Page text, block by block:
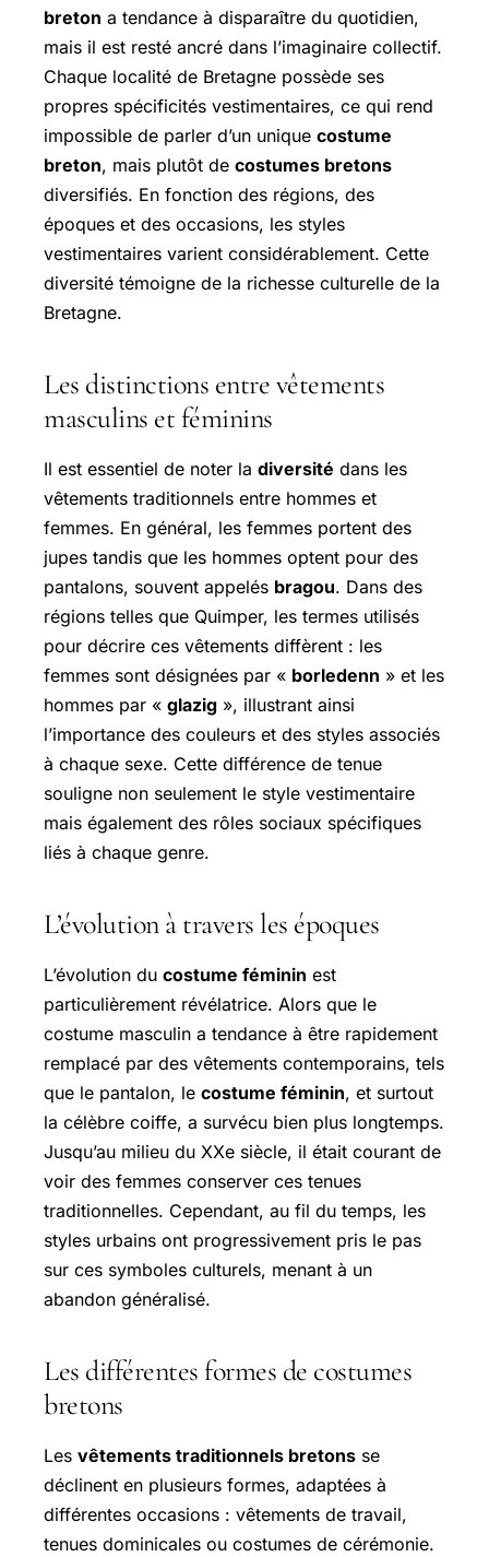
breton a tendance à disparaître du quotidien,
mais il est resté ancré dans l’imaginaire collectif.
Chaque localité de Bretagne possède ses
propres spécificités vestimentaires, ce qui rend
impossible de parler d’un unique costume
breton, mais plutôt de costumes bretons
diversifiés. En fonction des régions, des
époques et des occasions, les styles
vestimentaires varient considérablement. Cette
diversité témoigne de la richesse culturelle de la
Bretagne.
Les distinctions entre vêtements
masculins et féminins
Il est essentiel de noter la diversité dans les
vêtements traditionnels entre hommes et
femmes. En général, les femmes portent des
jupes tandis que les hommes optent pour des
pantalons, souvent appelés bragou. Dans des
régions telles que Quimper, les termes utilisés
pour décrire ces vêtements diffèrent : les
femmes sont désignées par « borledenn » et les
hommes par « glazig », illustrant ainsi
l’importance des couleurs et des styles associés
à chaque sexe. Cette différence de tenue
souligne non seulement le style vestimentaire
mais également des rôles sociaux spécifiques
liés à chaque genre.
L’évolution à travers les époques
L’évolution du costume féminin est
particulièrement révélatrice. Alors que le
costume masculin a tendance à être rapidement
remplacé par des vêtements contemporains, tels
que le pantalon, le costume féminin, et surtout
la célèbre coiffe, a survécu bien plus longtemps.
Jusqu’au milieu du XXe siècle, il était courant de
voir des femmes conserver ces tenues
traditionnelles. Cependant, au fil du temps, les
styles urbains ont progressivement pris le pas
sur ces symboles culturels, menant à un
abandon généralisé.
Les différentes formes de costumes
bretons
Les vêtements traditionnels bretons se
déclinent en plusieurs formes, adaptées à
différentes occasions : vêtements de travail,
tenues dominicales ou costumes de cérémonie.